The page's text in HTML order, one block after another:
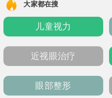
理，如妇科常规
患者口碑极佳：
用药，宝妈认可
夜间值班的温暖
铁3号线新塘站步
高质量健
大家都在搜
儿童视力
近视眼治疗
眼部整形